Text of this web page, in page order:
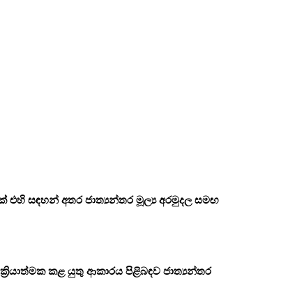
එහි සඳහන් අතර ජාත්‍යන්තර මූල්‍ය අරමුදල සමඟ
කළ යුතු ආකාරය පිළිබඳව ජාත්‍යන්තර